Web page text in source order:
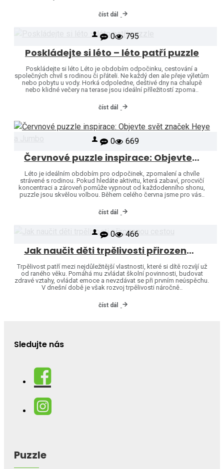
číst dál
0 795
Poskládejte si léto – léto patří puzzle
Poskládejte si léto Léto je obdobím odpočinku, cestování a
společných chvil s rodinou či přáteli. Ne každý den ale přeje výletům
nebo pobytu u vody. Horká odpoledne, deštivé dny na chalupě
nebo klidné večery na terase jsou ideální příležitostí zpoma..
číst dál
0 669
Červnové puzzle inspirace: Objevte svět značek Heye a Jumbo
Léto je ideálním obdobím pro odpočinek, zpomalení a chvíle
strávené s rodinou. Pokud hledáte aktivitu, která zabaví, procvičí
koncentraci a zároveň pomůže vypnout od každodenního shonu,
puzzle jsou skvělou volbou. Během celého června jsme pro vás..
číst dál
0 466
Jak naučit děti trpělivosti přirozenou cestou
Trpělivost patří mezi nejdůležitější vlastnosti, které si dítě rozvíjí už
od raného věku. Pomáhá mu zvládat školní povinnosti, budovat
zdravé vztahy, ovládat emoce a nevzdávat se při prvním neúspěchu.
V dnešní době je však rozvoj trpělivosti náročně..
číst dál
Sledujte nás
Puzzle